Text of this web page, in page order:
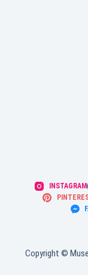
INSTAGRAM
Copyright ©